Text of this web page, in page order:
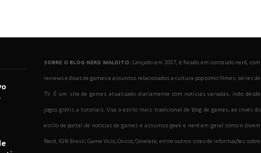
SOBRE O BLOG NERD MALDITO: Lançado em 2007, é focado em conteúdo nerd, com
reviews e dicas de games e assuntos relacionados a cultura pop como filmes, séries de
TV. É um site de games atualizado diariamente com notícias variadas, indo desde
jogos grátis a tutoriais. Usa o estilo mais tradicional de blog de games, ao invés do
estilo de portal de notícias de games e assuntos geek e nerd em geral como o Jovem
Nerd, IGN Brasil, Game Vicio, Ovicio, Omelete, entre outros sites de informações sobre